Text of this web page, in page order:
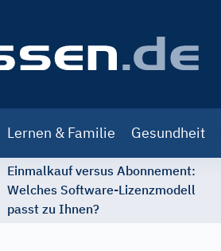
Lernen & Familie Gesundheit
Einmalkauf versus Abonnement:
Welches Software-Lizenzmodell
passt zu Ihnen?